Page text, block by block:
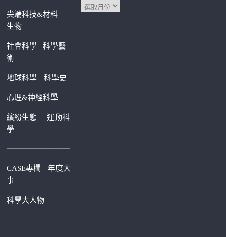
尖端科技&材料
生物
社會科學科學藝
術
地球科學 科學史
心理&神經科學
繽紛生態運動科
學
—————————
———
CASE專欄
年度大
事
科學大人物